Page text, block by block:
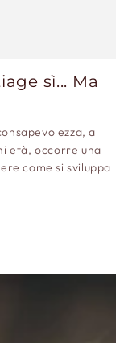
sì... Ma
al
età, occorre una
come si sviluppa